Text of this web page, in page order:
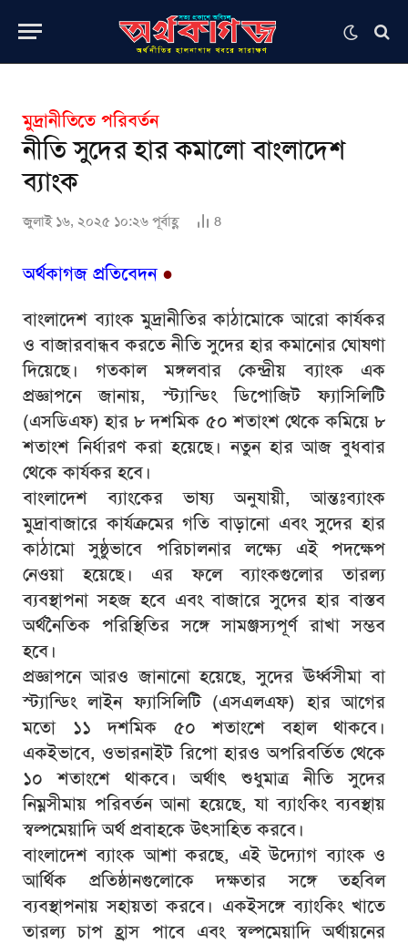
মুদ্রানীতিতে পরিবর্তন
নীতি সুদের হার কমালো বাংলাদেশ
ব্যাংক
জুলাই ১৬, ২০২৫ ১০:২৬ পূর্বাহ্ণ 8
অর্থকাগজ প্রতিবেদন●
বাংলাদেশ ব্যাংক মুদ্রানীতির কাঠামোকে আরো কার্যকর
ও বাজারবান্ধব করতে নীতি সুদের হার কমানোর ঘোষণা
দিয়েছে। গতকাল মঙ্গলবার কেন্দ্রীয় ব্যাংক এক
প্রজ্ঞাপনে জানায়, স্ট্যান্ডিং ডিপোজিট ফ্যাসিলিটি
(এসডিএফ) হার ৮ দশমিক ৫০ শতাংশ থেকে কমিয়ে ৮
শতাংশ নির্ধারণ করা হয়েছে। নতুন হার আজ বুধবার
থেকে কার্যকর হবে।
বাংলাদেশ ব্যাংকের ভাষ্য অনুযায়ী, আন্তঃব্যাংক
মুদ্রাবাজারে কার্যক্রমের গতি বাড়ানো এবং সুদের হার
কাঠামো সুষ্ঠুভাবে পরিচালনার লক্ষ্যে এই পদক্ষেপ
নেওয়া হয়েছে। এর ফলে ব্যাংকগুলোর তারল্য
ব্যবস্থাপনা সহজ হবে এবং বাজারে সুদের হার বাস্তব
অর্থনৈতিক পরিস্থিতির সঙ্গে সামঞ্জস্যপূর্ণ রাখা সম্ভব
হবে।
প্রজ্ঞাপনে আরও জানানো হয়েছে, সুদের ঊর্ধ্বসীমা বা
স্ট্যান্ডিং লাইন ফ্যাসিলিটি (এসএলএফ) হার আগের
মতো ১১ দশমিক ৫০ শতাংশে বহাল থাকবে।
একইভাবে, ওভারনাইট রিপো হারও অপরিবর্তিত থেকে
১০ শতাংশে থাকবে। অর্থাৎ শুধুমাত্র নীতি সুদের
নিম্নসীমায় পরিবর্তন আনা হয়েছে, যা ব্যাংকিং ব্যবস্থায়
স্বল্পমেয়াদি অর্থ প্রবাহকে উৎসাহিত করবে।
বাংলাদেশ ব্যাংক আশা করছে, এই উদ্যোগ ব্যাংক ও
আর্থিক প্রতিষ্ঠানগুলোকে দক্ষতার সঙ্গে তহবিল
ব্যবস্থাপনায় সহায়তা করবে। একইসঙ্গে ব্যাংকিং খাতে
তারল্য চাপ হ্রাস পাবে এবং স্বল্পমেয়াদি অর্থায়নের